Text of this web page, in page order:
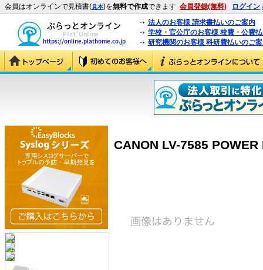
会員はオンラインで見積書(見本)を無料で作成できます 会員登録(無料) ログイン
法人のお客様 請求書払いのご案内
学校・官公庁のお客様 校費・公費
研究機関のお客様 科研費払いのご
CANON LV-7585